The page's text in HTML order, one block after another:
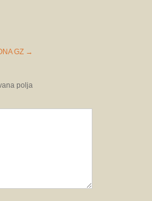
GZ →
polja